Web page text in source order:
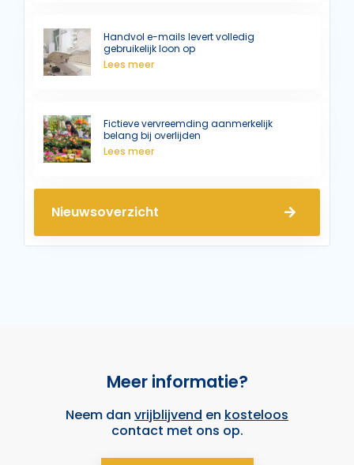
Handvol e-mails levert volledig
gebruikelijk loon op
Lees meer
Fictieve vervreemding aanmerkelijk
belang bij overlijden
Lees meer
Nieuwsoverzicht
Meer informatie?
Neem dan vrijblijvend en kosteloos
contact met ons op.